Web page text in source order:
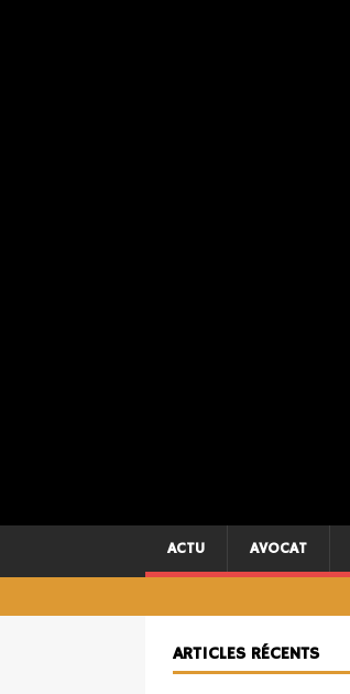
ACTU AVOCAT
ARTICLES RÉCENTS